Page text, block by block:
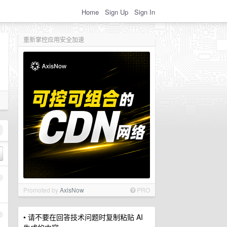
Home Sign Up Sign In
重新掌控应用安全加速
Promoted byAxisNow PRO
• 请不要在回答技术问题时复制粘贴 AI